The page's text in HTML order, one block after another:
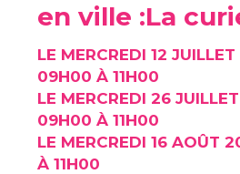
en ville :La
LE MERCREDI 12
09H00 À 11H00
LE MERCREDI 26
09H00 À 11H00
LE MERCREDI 16 AOÛT
À 11H00